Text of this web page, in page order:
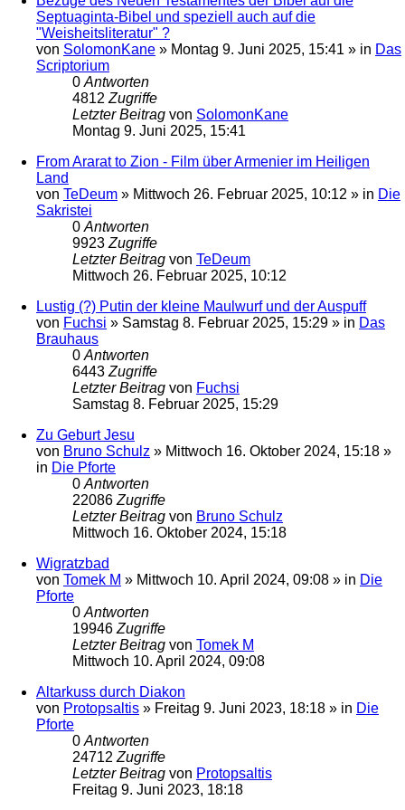
Septuaginta-Bibel und speziell auch auf die
"Weisheitsliteratur" ?
von SolomonKane » Montag 9. Juni 2025, 15:41 » in Das
Scriptorium
0 Antworten
4812 Zugriffe
Letzter Beitrag von SolomonKane
Montag 9. Juni 2025, 15:41
From Ararat to Zion - Film über Armenier im Heiligen
Land
von TeDeum » Mittwoch 26. Februar 2025, 10:12 » in Die
Sakristei
0 Antworten
9923 Zugriffe
Letzter Beitrag von TeDeum
Mittwoch 26. Februar 2025, 10:12
Lustig (?) Putin der kleine Maulwurf und der Auspuff
von Fuchsi » Samstag 8. Februar 2025, 15:29 » in Das
Brauhaus
0 Antworten
6443 Zugriffe
Letzter Beitrag von Fuchsi
Samstag 8. Februar 2025, 15:29
Zu Geburt Jesu
von Bruno Schulz » Mittwoch 16. Oktober 2024, 15:18 »
in Die Pforte
0 Antworten
22086 Zugriffe
Letzter Beitrag von Bruno Schulz
Mittwoch 16. Oktober 2024, 15:18
Wigratzbad
von Tomek M » Mittwoch 10. April 2024, 09:08 » in Die
Pforte
0 Antworten
19946 Zugriffe
Letzter Beitrag von Tomek M
Mittwoch 10. April 2024, 09:08
Altarkuss durch Diakon
von Protopsaltis » Freitag 9. Juni 2023, 18:18 » in Die
Pforte
0 Antworten
24712 Zugriffe
Letzter Beitrag von Protopsaltis
Freitag 9. Juni 2023, 18:18